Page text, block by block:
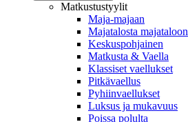
Matkustustyylit
Maja-majaan
Majatalosta majataloon
Keskuspohjainen
Matkusta & Vaella
Klassiset vaellukset
Pitkävaellus
Pyhiinvaellukset
Luksus ja mukavuus
Poissa polulta